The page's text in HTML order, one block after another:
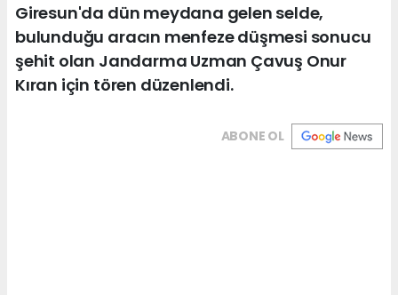
Giresun'da dün meydana gelen selde,
bulunduğu aracın menfeze düşmesi sonucu
şehit olan Jandarma Uzman Çavuş Onur
Kıran için tören düzenlendi.
ABONE OL